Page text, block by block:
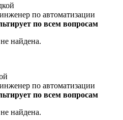
по автоматизации
по всем вопросам
найдена.
по автоматизации
по всем вопросам
найдена.